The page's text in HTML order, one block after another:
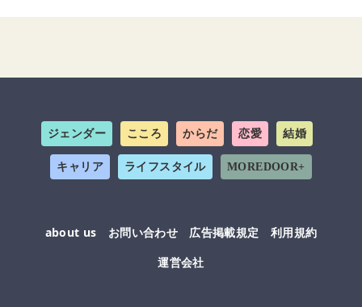
ジェンダー こころ からだ 恋愛 結婚
キャリア ライフスタイル MOREDOOR+
about us お問い合わせ 広告掲載規定
利用規約
運営会社